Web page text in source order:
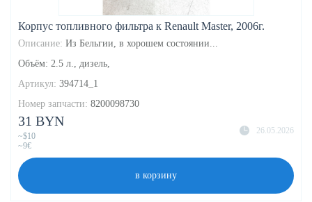
Корпус топливного фильтра к Renault Master, 2006г.
Описание: Из Бельгии, в хорошем состоянии...
Объём: 2.5 л., дизель,
Артикул: 394714_1
Номер запчасти: 8200098730
26.05.2026
31 BYN
~$10
~9€
в корзину